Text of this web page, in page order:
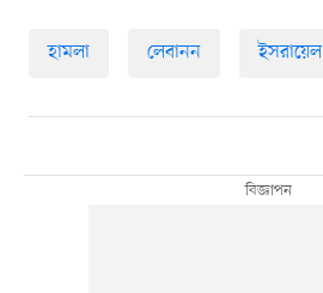
হামলা লেবানন ইসরায়েল